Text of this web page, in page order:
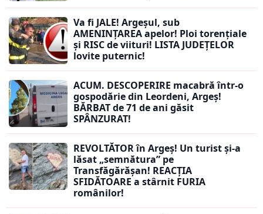
Va fi JALE! Argeșul, sub
AMENINȚAREA apelor! Ploi torențiale
și RISC de viituri! LISTA JUDEȚELOR
lovite puternic!
ACUM. DESCOPERIRE macabră într-o
gospodărie din Leordeni, Argeș!
BĂRBAT de 71 de ani găsit
SPÂNZURAT!
REVOLTĂTOR în Argeș! Un turist și-a
lăsat „semnătura” pe
Transfăgărășan! REACȚIA
SFIDĂTOARE a stârnit FURIA
românilor!